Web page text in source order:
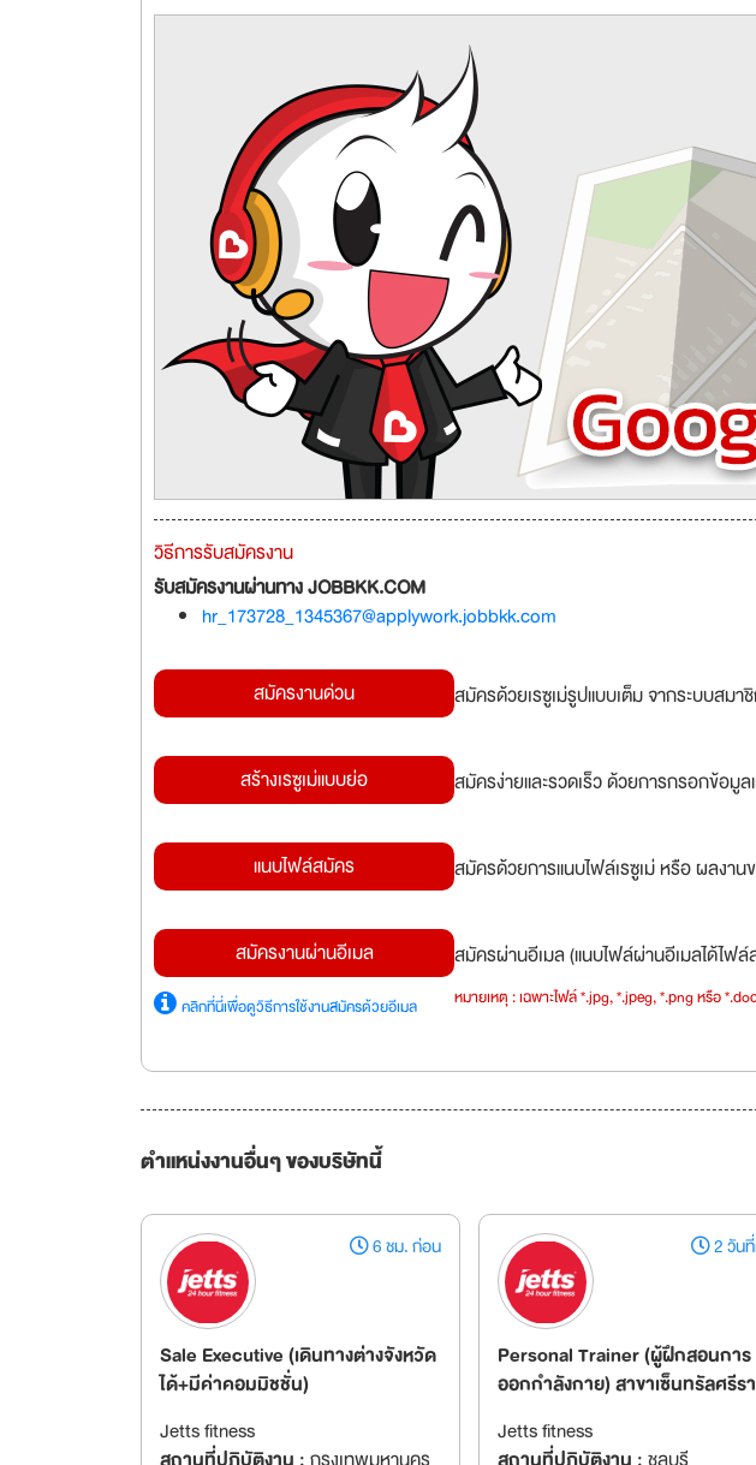
วิธีการรับสมัครงาน
รับสมัครงานผ่านทาง JOBBKK.COM
hr_173728_1345367@applywork.jobbkk.com
สมัครงานด่วน สมัครด้วยเรซูเม่รูปแบบเต็ม จากระบบสมา
สร้างเรซูเม่แบบย่อ สมัครง่ายและรวดเร็ว ด้วยการกรอกข้อมู
แนบไฟล์สมัคร สมัครด้วยการแนบไฟล์เรซูเม่ หรือ ผลงาน
สมัครงานผ่านอีเมล
คลิกที่นี่เพื่อดูวิธีการใช้งานสมัครด้วยอีเมล
สมัครผ่านอีเมล (แนบไฟล์ผ่านอีเมลได้ไฟล์
หมายเหตุ : เฉพาะไฟล์ *.jpg, *.jpeg, *.png หรือ
ตำแหน่งงานอื่นๆ ของบริษัทนี้
6 ชม. ก่อน
Sale Executive (เดินทางต่างจังหวัด
ได้+มีค่าคอมมิชชั่น)
Jetts fitness
2 วัน
Personal Trainer (ผู้ฝึกสอนการ
ออกกำลังกาย) สาขาเซ็นทรัลศรีร
Jetts fitness